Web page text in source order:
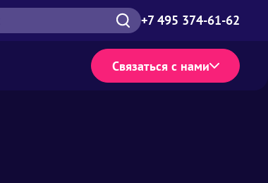
+7 495 374-61-62
Связаться с нами